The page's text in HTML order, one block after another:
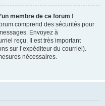
membre de ce forum !
comprend des sécurités pour
Envoyez à
reçu. Il est très important
sur l’expéditeur du courriel).
nécessaires.